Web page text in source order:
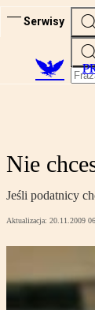
Serwisy
Nie
Jeśli podatnicy
Aktualizacja: 20.11.2009